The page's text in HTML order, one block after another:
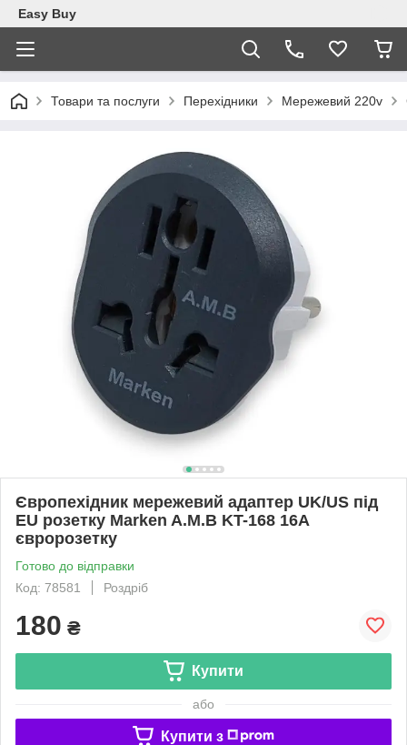
Easy Buy
Товари та послуги Перехідники Мережевий 220v
Європехідник мережевий адаптер UK/US під
EU розетку Marken A.M.B KT-168 16А
євророзетку
Готово до відправки
Код: 78581
Роздріб
180 ₴
Купити
або
Купити з